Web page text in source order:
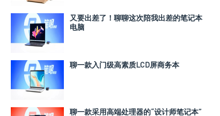
又要出差了！聊聊这次陪我出差的笔记本
电脑
聊一款入门级高素质LCD屏商务本
聊一款采用高端处理器的“设计师笔记本”